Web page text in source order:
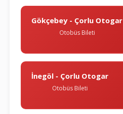
Gökçebey - Çorlu Otogar
Otobüs Bileti
İnegöl - Çorlu Otogar
Otobüs Bileti